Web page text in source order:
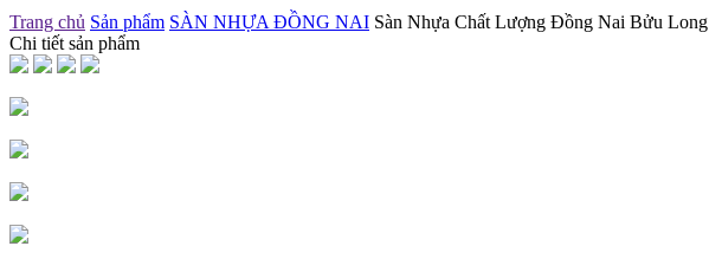
Trang chủ Sản phẩm SÀN NHỰA ĐỒNG NAI Sàn Nhựa Chất Lượng Đồng Nai Bửu Long
Chi tiết sản phẩm